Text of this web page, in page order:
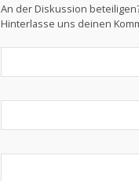
An der Diskussion
Hinterlasse uns deinen